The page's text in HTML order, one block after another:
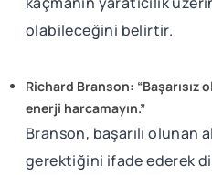
olabileceğini belirtir.
Richard Branson:
enerji harcamayın.”
Branson, başarılı olunan
gerektiğini ifade ederek